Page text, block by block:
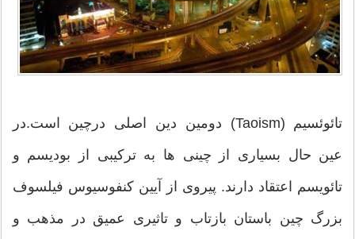
تائوئسیم (Taoism) دومین دین اصلی درچین است.در
عین حال بسیاری از چینی ها به ترکیبی از بودیسم و
تائویسم اعتقاد دارند. پیروی از آیین کنفوسیوس فیلسوف
بزرگ چین باستان بازتاب و تاثیری عمیق در مذهب و